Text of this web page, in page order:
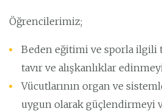
Öğrencilerimiz;
Beden eğitimi ve sporla ilgili
tavır ve alışkanlıklar
Vücutlarının organ ve
uygun olarak güçlendirmeyi